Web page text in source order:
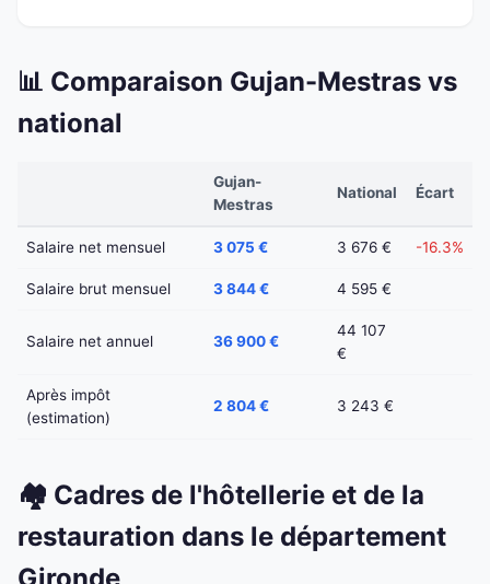
📊 Comparaison Gujan-Mestras vs
national
Gujan-
Mestras
National Écart
Salaire net mensuel 3 075 € 3 676 € -16.3%
Salaire brut mensuel 3 844 € 4 595 €
Salaire net annuel 36 900 €
44 107
€
Après impôt
(estimation)
2 804 € 3 243 €
🏘️ Cadres de l'hôtellerie et de la
restauration dans le département